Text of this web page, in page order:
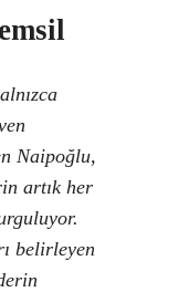
Naipoğlu,
artık her
belirleyen